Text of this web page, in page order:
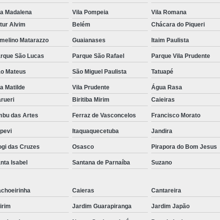
Madalena Vila Pompeia
Vila Romana
Alvim
Belém Chácara do Piqueri
Matarazzo Guaianases Itaim Paulista
São Lucas Parque São Rafael Parque Vila Prudente
Mateus São Miguel Paulista Tatuapé
Matilde Vila Prudente
Água Rasa
Biritiba Mirim Caieiras
das Artes Ferraz de Vasconcelos Francisco Morato
Itaquaquecetuba Jandira
das Cruzes Osasco Pirapora do Bom Jesus
Isabel Santana de Parnaíba Suzano
Caieras Cantareira
Jardim Guarapiranga Jardim Japão